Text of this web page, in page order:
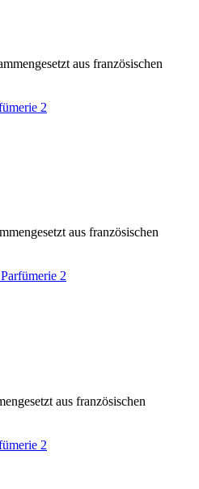
aus französischen
aus französischen
aus französischen